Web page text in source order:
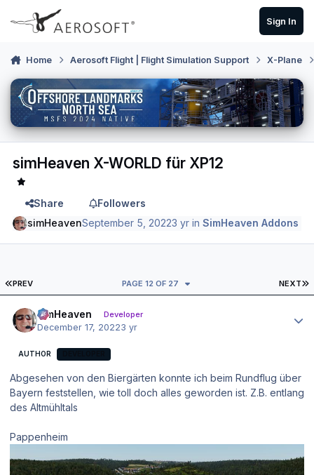
Skip to content
Sign In
Home Aerosoft Flight | Flight Simulation Support X-Plane
simHeaven X-WORLD für XP12
Share
Followers
simHeavenSeptember 5, 20223 yr inSimHeaven Addons
FIRST PAGE
PREV NEXT
PAGE 12 OF 27
simHeaven Developer
December 17, 20223 yr
AUTHOR
Abgesehen von den Biergärten konnte ich beim Rundflug über
Bayern feststellen, wie toll doch alles geworden ist. Z.B. entlang
des Altmühltals
Pappenheim